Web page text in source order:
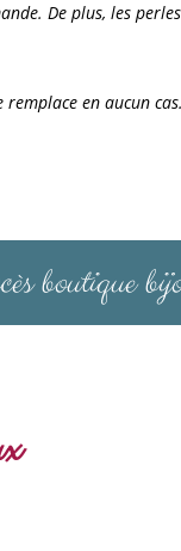
De plus, les
en aucun cas.
boutique